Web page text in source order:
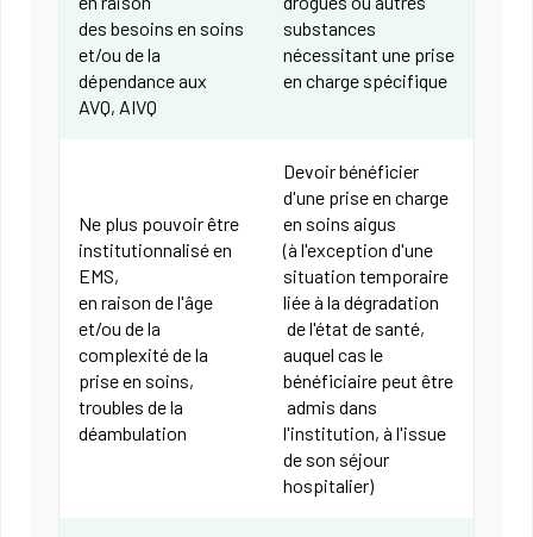
des besoins en soins
et/ou de la
dépendance aux
AVQ, AIVQ
substances
nécessitant une prise
en charge spécifique
Ne plus pouvoir être
institutionnalisé en
EMS,
en raison de l'âge
et/ou de la
complexité de la
prise en soins,
troubles de la
déambulation
Devoir bénéficier
d'une prise en charge
en soins aigus
(à l'exception d'une
situation temporaire
liée à la dégradation
de l'état de santé,
auquel cas le
bénéficiaire peut être
admis dans
l'institution, à l'issue
de son séjour
hospitalier)